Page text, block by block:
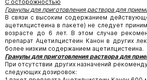
С осторожностью
Гранулы для приготовления раствора для
В связи с высоким содержанием
ацетилцистеина в пакете) не следует
возрасте до 6 лет. В этом случае
препарат Ацетилцистеин Канон в других
более низким содержанием ацетилцистеина.
Гранулы для приготовления раствора для
При отсутствии других назначений
следующих дозировок: